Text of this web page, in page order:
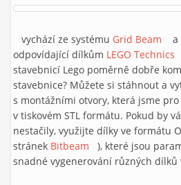
(link is external)
vychází ze systému Grid Beam
a
odpovídající dílkům LEGO Technics
stavebnicí Lego poměrně dobře
stavebnice? Můžete si stáhnout a
s montážními otvory, která jsme
v tiskovém STL formátu. Pokud by
nestačily, využijte dílky ve formátu
stránek Bitbeam (link is external)
), které jsou
snadné vygenerování různých dílků